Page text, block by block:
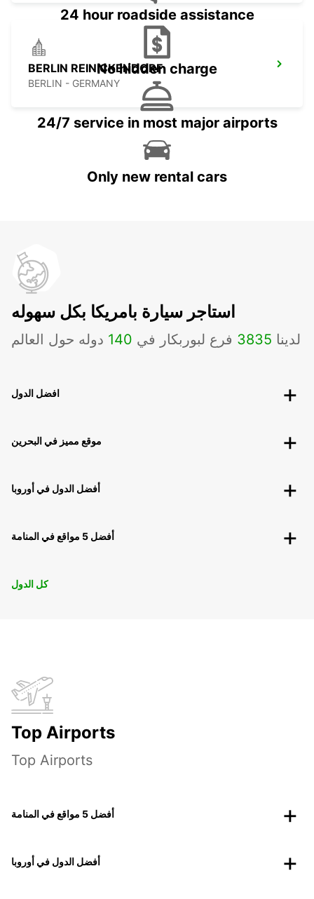
BERLIN REINICKENDORF
BERLIN - GERMANY
24 hour roadside assistance
No hidden charge
24/7 service in most major airports
Only new rental cars
استاجر سيارة بامريكا بكل سهوله
لدينا 3835 فرع لبوربكار في 140 دوله حول العالم
افضل الدول
موقع مميز في البحرين
أفضل الدول في أوروبا
أفضل 5 مواقع في المنامة
كل الدول
Top Airports
Top Airports
أفضل 5 مواقع في المنامة
أفضل الدول في أوروبا